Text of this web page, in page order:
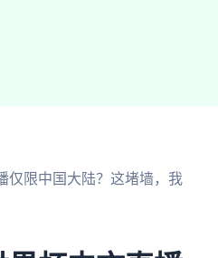
仅限中国大陆？这堵墙，我